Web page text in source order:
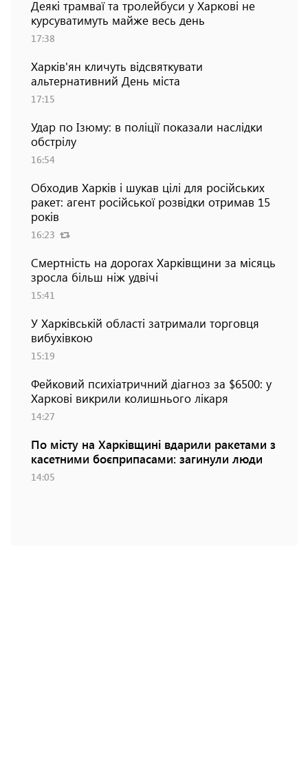
Деякі трамваї та тролейбуси у Харкові не
курсуватимуть майже весь день
17:38
Харків'ян кличуть відсвяткувати
альтернативний День міста
17:15
Удар по Ізюму: в поліції показали наслідки
обстрілу
16:54
Обходив Харків і шукав цілі для російських
ракет: агент російської розвідки отримав 15
років
16:23
Смертність на дорогах Харківщини за місяць
зросла більш ніж удвічі
15:41
У Харківській області затримали торговця
вибухівкою
15:19
Фейковий психіатричний діагноз за $6500: у
Харкові викрили колишнього лікаря
14:27
По місту на Харківщині вдарили ракетами з
касетними боєприпасами: загинули люди
14:05